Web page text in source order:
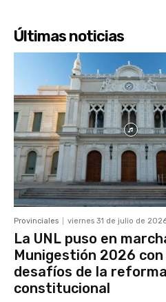
Últimas noticias
Provinciales viernes 31 de julio de
La UNL puso en
Munigestión 2026
desafíos de la reforma
constitucional